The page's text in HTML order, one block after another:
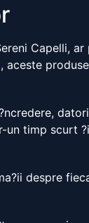
Capelli, ar
aceste
un timp scurt
despre